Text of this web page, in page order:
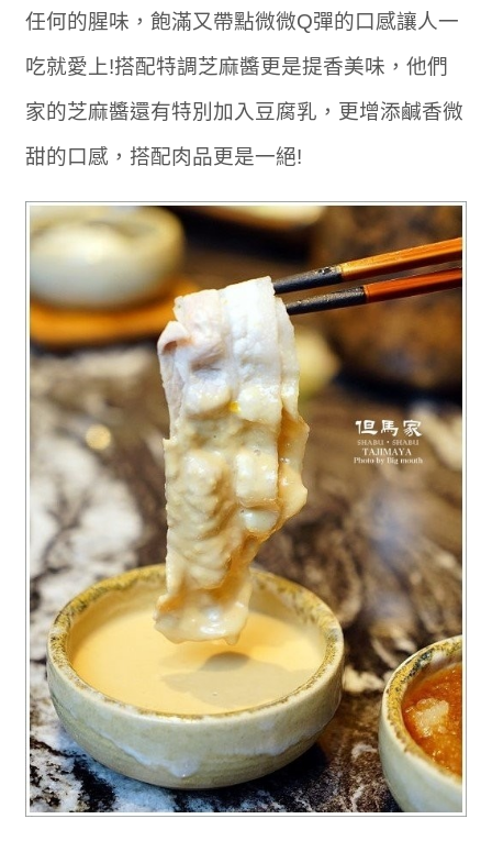
任何的腥味，飽滿又帶點微微Q彈的口感讓人一
吃就愛上!搭配特調芝麻醬更是提香美味，他們
家的芝麻醬還有特別加入豆腐乳，更增添鹹香微
甜的口感，搭配肉品更是一絕!